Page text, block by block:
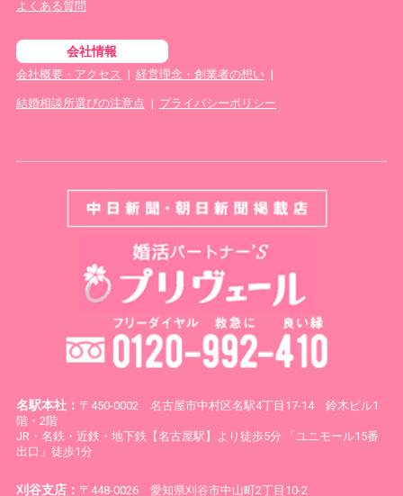
よくある質問
会社情報
会社概要・アクセス | 経営理念・創業者の想い |
結婚相談所選びの注意点 | プライバシーポリシー
名駅本社： 〒450-0002 名古屋市中村区名駅4丁目17-14 鈴木ビル1
階・2階
JR・名鉄・近鉄・地下鉄【名古屋駅】より徒歩5分 「ユニモール15番
出口」徒歩1分
刈谷支店： 〒448-0026 愛知県刈谷市中山町2丁目10-2